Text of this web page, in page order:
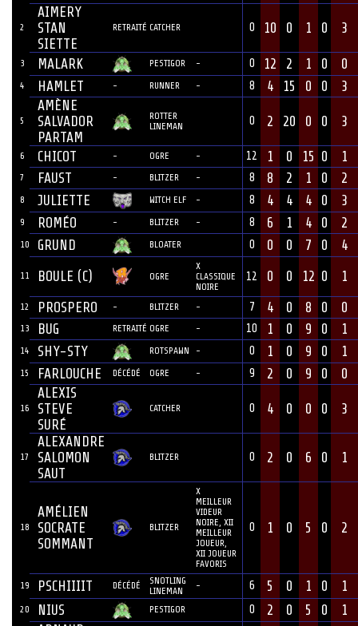
2
AIMERY
STAN
SIETTE
RETRAITÉ CATCHER 0 10 0 1 0 3
3 MALARK PESTIGOR - 0 12 2 1 0 0
4 HAMLET - RUNNER - 8 4 15 0 0 3
5
AMÈNE
SALVADOR
PARTAM
ROTTER
LINEMAN
0 2 20 0 0 3
6 CHICOT - OGRE - 12 1 0 15 0 1
7 FAUST - BLITZER - 8 8 2 1 0 2
8 JULIETTE WITCH ELF - 8 4 4 4 0 3
9 ROMÉO - BLITZER - 8 6 1 4 0 2
10 GRUND BLOATER 0 0 0 7 0 4
11 BOULE (C) OGRE
X
CLASSIQUE
NOIRE
12 0 0 12 0 1
12 PROSPERO - BLITZER - 7 4 0 8 0 0
13 BUG RETRAITÉ OGRE - 10 1 0 9 0 1
14 SHY-STY ROTSPAWN - 0 1 0 9 0 1
15 FARLOUCHE DÉCÉDÉ OGRE - 9 2 0 9 0 0
16
ALEXIS
STEVE
SURÉ
CATCHER 0 4 0 0 0 3
17
ALEXANDRE
SALOMON
SAUT
BLITZER 0 2 0 6 0 1
18
AMÉLIEN
SOCRATE
SOMMANT
BLITZER
X
MEILLEUR
VIDEUR
NOIRE, XII
MEILLEUR
JOUEUR,
XII JOUEUR
FAVORIS
0 1 0 5 0 2
19 PSCHIIIIT DÉCÉDÉ
SNOTLING
LINEMAN
- 6 5 0 1 0 1
20 NIUS PESTIGOR 0 2 0 5 0
1